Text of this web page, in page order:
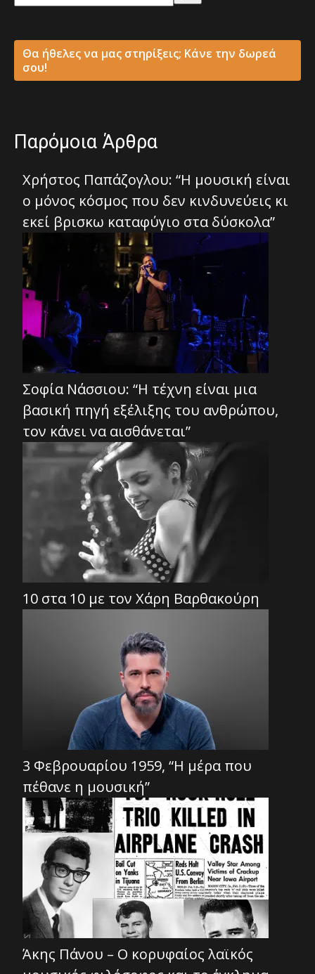
Θα ήθελες να μας στηρίξεις; Κάνε την δωρεά
σου!
Παρόμοια Άρθρα
Χρήστος Παπάζογλου: “Η μουσική είναι
ο μόνος κόσμος που δεν κινδυνεύεις κι
εκεί βρισκω καταφύγιο στα δύσκολα”
Σοφία Νάσσιου: “Η τέχνη είναι μια
βασική πηγή εξέλιξης του ανθρώπου,
τον κάνει να αισθάνεται”
10 στα 10 με τον Χάρη Βαρθακούρη
3 Φεβρουαρίου 1959, “Η μέρα που
πέθανε η μουσική”
Άκης Πάνου – Ο κορυφαίος λαϊκός